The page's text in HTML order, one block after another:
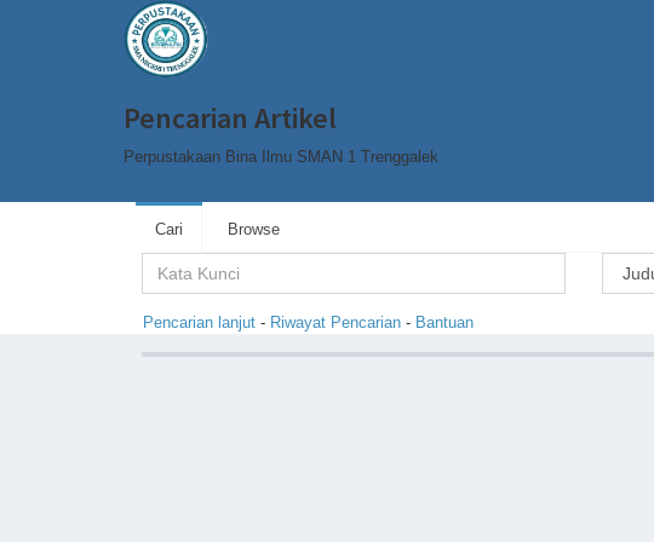
Pencarian Artikel
Perpustakaan Bina Ilmu SMAN 1 Trenggalek
Cari Browse
Pencarian lanjut - Riwayat Pencarian - Bantuan